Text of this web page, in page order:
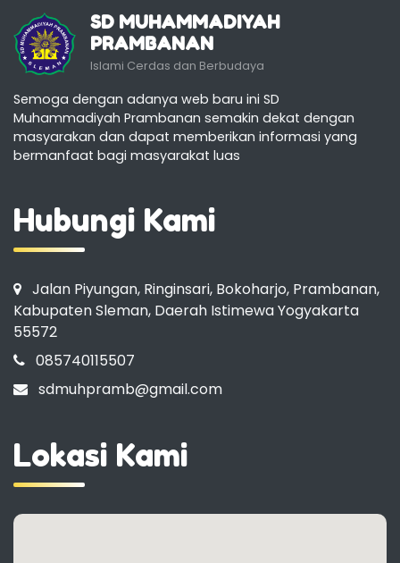
SD MUHAMMADIYAH
PRAMBANAN
Islami Cerdas dan Berbudaya
Semoga dengan adanya web baru ini SD
Muhammadiyah Prambanan semakin dekat dengan
masyarakan dan dapat memberikan informasi yang
bermanfaat bagi masyarakat luas
Hubungi Kami
Jalan Piyungan, Ringinsari, Bokoharjo, Prambanan,
Kabupaten Sleman, Daerah Istimewa Yogyakarta
55572
085740115507
sdmuhpramb@gmail.com
Lokasi Kami